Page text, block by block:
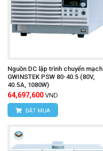
Nguồn DC lập trình chuyển mạch
GWINSTEK PSW 80-40.5 (80V,
40.5A, 1080W)
64,697,600 VND
ĐẶT MUA